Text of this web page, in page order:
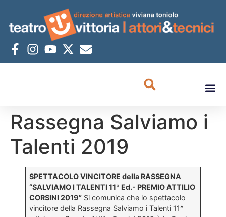
Rassegna Salviamo i
Talenti 2019
SPETTACOLO VINCITORE della RASSEGNA
“SALVIAMO I TALENTI 11ª Ed.- PREMIO ATTILIO
CORSINI 2019” Si comunica che lo spettacolo
vincitore della Rassegna Salviamo i Talenti 11^